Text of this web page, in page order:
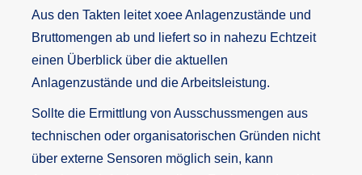
Aus den Takten leitet xoee Anlagenzustände und
Bruttomengen ab und liefert so in nahezu Echtzeit
einen Überblick über die aktuellen
Anlagenzustände und die Arbeitsleistung.
Sollte die Ermittlung von Ausschussmengen aus
technischen oder organisatorischen Gründen nicht
über externe Sensoren möglich sein, kann